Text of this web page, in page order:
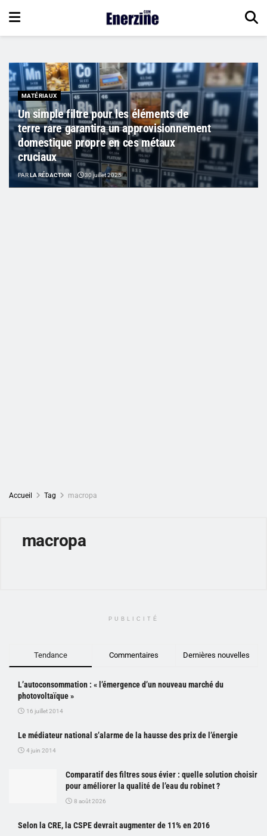
MATÉRIAUX
Un simple filtre pour les éléments de
terre rare garantira un approvisionnement
domestique propre en ces métaux
cruciaux
PARLA RÉDACTION 30 juillet 2025
Accueil Tag macropa
macropa
PUBLICITÉ
Tendance Commentaires Dernières nouvelles
L’autoconsommation : « l’émergence d’un nouveau marché du
photovoltaïque »
16 juillet 2014
Le médiateur national s’alarme de la hausse des prix de l’énergie
4 juin 2014
Comparatif des filtres sous évier : quelle solution choisir
pour améliorer la qualité de l’eau du robinet ?
8 août 2026
Selon la CRE, la CSPE devrait augmenter de 11% en 2016